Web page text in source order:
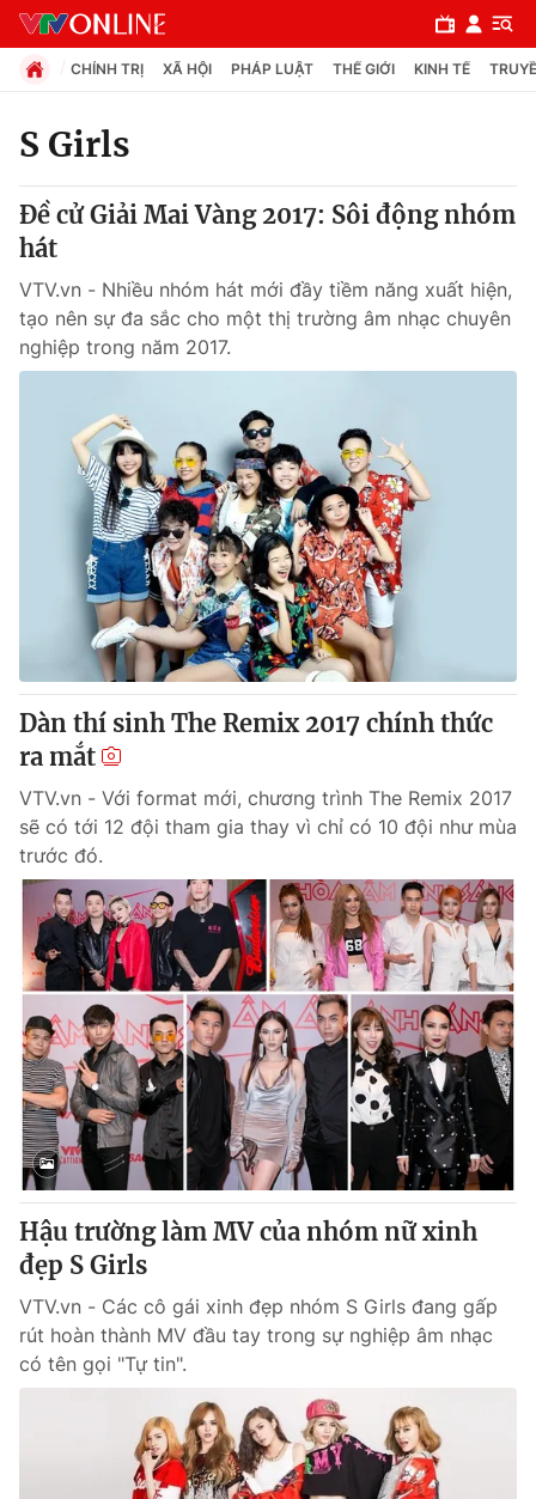
Chuyên mục
Chính trị
Xã hội
Pháp luật
Thế giới
Thế giới đó đây
Câu chuyện quốc tế
Kinh tế
Tài chính
Thị trường
Góc doanh nghiệp
Dữ liệu và đời sống
Truyền hình
Hậu trường
Nhân vật
Khán giả
Giải sao mai
Giải trí
Điện ảnh
Âm nhạc
Sao
Đời sống
Du lịch
Làm đẹp
Chất lượng cuộc sống
Giáo dục
Tuyển sinh
Học trực tuyến
Công nghệ
Hitech Công nghệ tương lai
Sản phẩm
Thị trường
Tư vấn
Giao lưu trực tuyến
Lịch phát sóng
Chuyên mục khác
Emagazine
Photo Infographic
Shorts video
VTV Money VTV Thể thao
CHÍNH TRỊ XÃ HỘI PHÁP LUẬT THẾ GIỚI KINH TẾ
S Girls
Đề cử Giải Mai Vàng 2017: Sôi động nhóm
hát
VTV.vn - Nhiều nhóm hát mới đầy tiềm năng xuất hiện,
tạo nên sự đa sắc cho một thị trường âm nhạc chuyên
nghiệp trong năm 2017.
Dàn thí sinh The Remix 2017 chính thức
ra mắt
VTV.vn - Với format mới, chương trình The Remix 2017
sẽ có tới 12 đội tham gia thay vì chỉ có 10 đội như mùa
trước đó.
Hậu trường làm MV của nhóm nữ xinh
đẹp S Girls
VTV.vn - Các cô gái xinh đẹp nhóm S Girls đang gấp
rút hoàn thành MV đầu tay trong sự nghiệp âm nhạc
có tên gọi "Tự tin".